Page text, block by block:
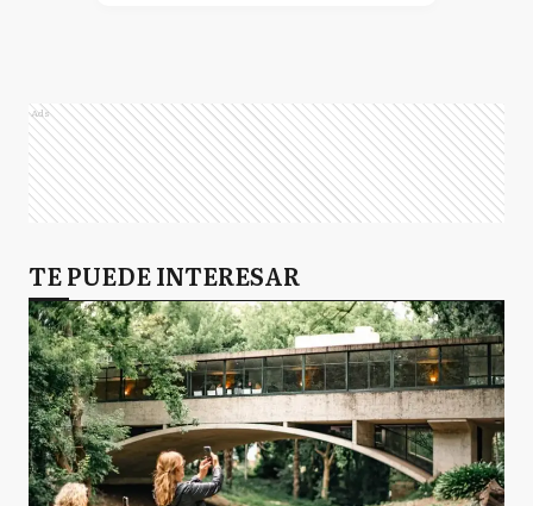
Ads
TE PUEDE INTERESAR